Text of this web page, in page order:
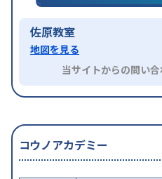
佐原教室
地図を見る
当サイトからの問い
コウノアカデミー